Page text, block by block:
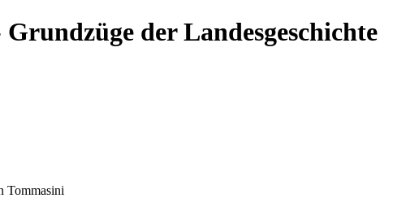
der Landesgeschichte
Tommasini